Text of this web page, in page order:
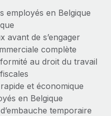
international
de vos
de Remote :
et Gestion des
d'aider les entreprises de
payer...
employés en Belgique
avant de s’engager
complète
au droit du travail
et économique
en Belgique
temporaire